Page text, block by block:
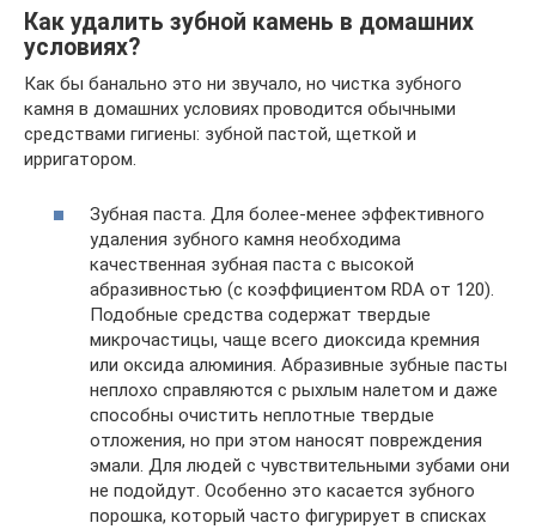
Как удалить зубной камень в домашних
условиях?
Как бы банально это ни звучало, но чистка зубного
камня в домашних условиях проводится обычными
средствами гигиены: зубной пастой, щеткой и
ирригатором.
Зубная паста. Для более-менее эффективного
удаления зубного камня необходима
качественная зубная паста с высокой
абразивностью (с коэффициентом RDA от 120).
Подобные средства содержат твердые
микрочастицы, чаще всего диоксида кремния
или оксида алюминия. Абразивные зубные пасты
неплохо справляются с рыхлым налетом и даже
способны очистить неплотные твердые
отложения, но при этом наносят повреждения
эмали. Для людей с чувствительными зубами они
не подойдут. Особенно это касается зубного
порошка, который часто фигурирует в списках